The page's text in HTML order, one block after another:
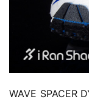
WAVE SPACER